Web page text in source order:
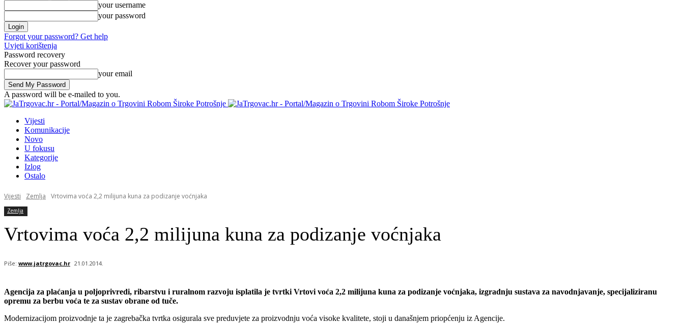
your username
your password
Forgot your password? Get help
Uvjeti korištenja
Password recovery
Recover your password
your email
A password will be e-mailed to you.
Vijesti
Komunikacije
Novo
U fokusu
Kategorije
Izlog
Ostalo
Vijesti Zemlja Vrtovima voća 2,2 milijuna kuna za podizanje voćnjaka
Zemlja
Vrtovima voća 2,2 milijuna kuna za podizanje voćnjaka
Piše: www.jatrgovac.hr 21.01.2014.
Agencija za plaćanja u poljoprivredi, ribarstvu i ruralnom razvoju isplatila je tvrtki Vrtovi voća 2,2 milijuna kuna za podizanje voćnjaka, izgradnju sustava za navodnjavanje, specijaliziranu
opremu za berbu voća te za sustav obrane od tuče.
Modernizacijom proizvodnje ta je zagrebačka tvrtka osigurala sve preduvjete za proizvodnju voća visoke kvalitete, stoji u današnjem priopćenju iz Agencije.